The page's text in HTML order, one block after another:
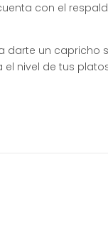
con el
un capricho
el nivel de tus